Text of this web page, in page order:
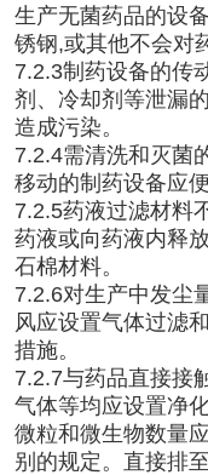
生产无菌药品的设
锈钢,或其他不会对
7.2.3制药设备的传
剂、冷却剂等泄漏
造成污染。
7.2.4需清洗和灭菌
移动的制药设备应
7.2.5药液过滤材料
药液或向药液内释
石棉材料。
7.2.6对生产中发尘
风应设置气体过滤
措施。
7.2.7与药品直接接
气体等均应设置净
微粒和微生物数量
别的规定。直接排